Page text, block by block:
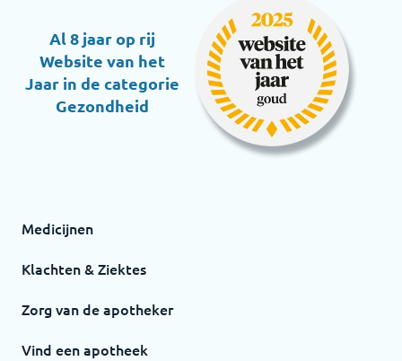
Al 8 jaar op rij
Website van het
Jaar in de categorie
Gezondheid
Medicijnen
Klachten & Ziektes
Zorg van de apotheker
Vind een apotheek